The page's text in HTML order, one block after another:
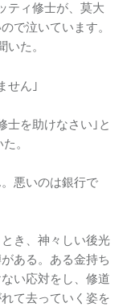
ティ修士が、莫大
で泣いています。
た。
せん｣
士を助けなさい｣と
。
悪いのは銀行で
き、神々しい後光
ある。ある金持ち
い応対をし、修道
て去っていく姿を